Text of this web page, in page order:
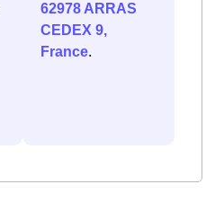
62978 ARRAS
CEDEX 9,
France.